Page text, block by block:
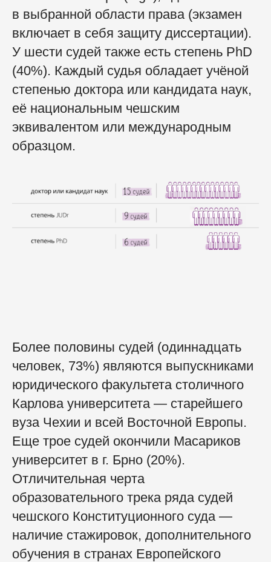
в выбранной области права (экзамен
включает в себя защиту диссертации).
У шести судей также есть степень PhD
(40%). Каждый судья обладает учёной
степенью доктора или кандидата наук,
её национальным чешским
эквивалентом или международным
образцом.
Более половины судей (одиннадцать
человек, 73%) являются выпускниками
юридического факультета столичного
Карлова университета — старейшего
вуза Чехии и всей Восточной Европы.
Еще трое судей окончили Масариков
университет в г. Брно (20%).
Отличительная черта
образовательного трека ряда судей
чешского Конституционного суда —
наличие стажировок, дополнительного
обучения в странах Европейского